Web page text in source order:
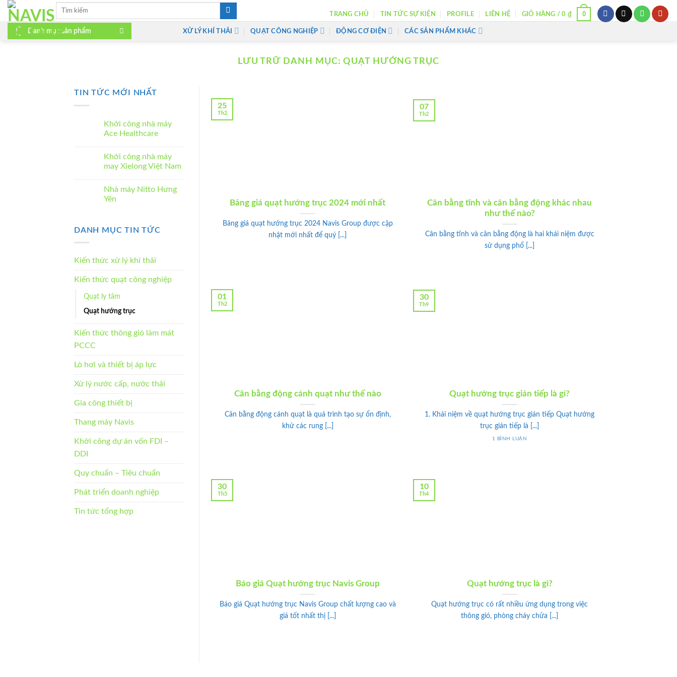
Bỏ
qua
Tìm
TRANG CHỦ TIN TỨC SỰ KIỆN PROFILE LIÊN HỆ GIỎ HÀNG /0 ₫ 0
Danh mục sản phẩm XỬ LÝ KHÍ THẢI QUẠT CÔNG NGHIỆP ĐỘNG CƠ ĐIỆN CÁC SẢN PHẨM KHÁC
LƯU TRỮ DANH MỤC:QUẠT HƯỚNG TRỤC
TIN TỨC MỚI NHẤT
Khởi công nhà máy
Ace Healthcare
bình
luận
ở
nhà
máy
Ace
Khởi công nhà máy
may Xielong Việt Nam
bình
luận
ở
máy
may
Nhà máy Nitto Hưng
Yên
luận
Hưng
DANH MỤC TIN TỨC
Kiến thức xử lý khí thải
Kiến thức quạt công nghiệp
Quạt ly tâm
Quạt hướng trục
Kiến thức thông gió làm mát
PCCC
Lò hơi và thiết bị áp lực
Xử lý nước cấp, nước thải
Gia công thiết bị
Thang máy Navis
Khởi công dự án vốn FDI –
DDI
Quy chuẩn – Tiêu chuẩn
Phát triển doanh nghiệp
Tin tức tổng hợp
Bảng giá quạt hướng trục 2024 mới nhất
Bảng giá quạt hướng trục 2024 Navis Group được cập
nhật mới nhất để quý [...]
25
Th2
Cân bằng tĩnh và cân bằng động khác nhau
như thế nào?
Cân bằng tĩnh và cân bằng động là hai khái niệm được
sử dụng phổ [...]
07
Th2
Cân bằng động cánh quạt như thế nào
Cân bằng động cánh quạt là quá trình tạo sự ổn định,
khử các rung [...]
01
Th2
Quạt hướng trục gián tiếp là gì?
1. Khái niệm về quạt hướng trục gián tiếp Quạt hướng
trục gián tiếp là [...]
1 BÌNH LUẬN
30
Th9
Báo giá Quạt hướng trục Navis Group
Báo giá Quạt hướng trục Navis Group chất lượng cao và
giá tốt nhất thị [...]
30
Th5
Quạt hướng trục là gì?
Quạt hướng trục có rất nhiều ứng dụng trong việc
thông gió, phòng cháy chữa [...]
10
Th4